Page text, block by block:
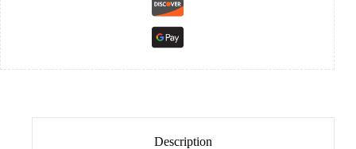
Description